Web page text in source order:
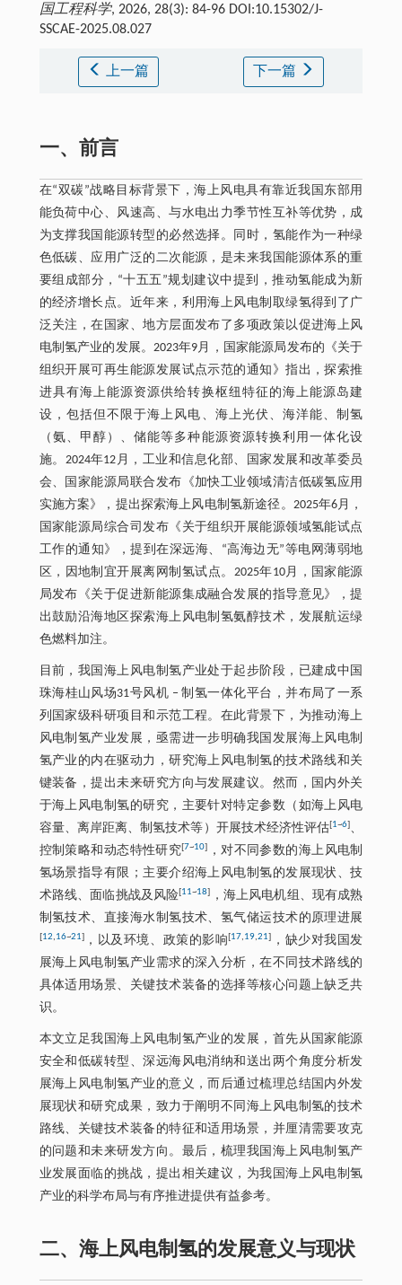
国工程科学, 2026, 28(3): 84-96 DOI:10.15302/J-
SSCAE-2025.08.027
上一篇 下一篇
一、前言
在“双碳”战略目标背景下，海上风电具有靠近我国东部用
能负荷中心、风速高、与水电出力季节性互补等优势，成
为支撑我国能源转型的必然选择。同时，氢能作为一种绿
色低碳、应用广泛的二次能源，是未来我国能源体系的重
要组成部分，“十五五”规划建议中提到，推动氢能成为新
的经济增长点。近年来，利用海上风电制取绿氢得到了广
泛关注，在国家、地方层面发布了多项政策以促进海上风
电制氢产业的发展。2023年9月，国家能源局发布的《关于
组织开展可再生能源发展试点示范的通知》指出，探索推
进具有海上能源资源供给转换枢纽特征的海上能源岛建
设，包括但不限于海上风电、海上光伏、海洋能、制氢
（氨、甲醇）、储能等多种能源资源转换利用一体化设
施。2024年12月，工业和信息化部、国家发展和改革委员
会、国家能源局联合发布《加快工业领域清洁低碳氢应用
实施方案》，提出探索海上风电制氢新途径。2025年6月，
国家能源局综合司发布《关于组织开展能源领域氢能试点
工作的通知》，提到在深远海、“高海边无”等电网薄弱地
区，因地制宜开展离网制氢试点。2025年10月，国家能源
局发布《关于促进新能源集成融合发展的指导意见》，提
出鼓励沿海地区探索海上风电制氢氨醇技术，发展航运绿
色燃料加注。
目前，我国海上风电制氢产业处于起步阶段，已建成中国
珠海桂山风场31号风机 ‒ 制氢一体化平台，并布局了一系
列国家级科研项目和示范工程。在此背景下，为推动海上
风电制氢产业发展，亟需进一步明确我国发展海上风电制
氢产业的内在驱动力，研究海上风电制氢的技术路线和关
键装备，提出未来研究方向与发展建议。然而，国内外关
于海上风电制氢的研究，主要针对特定参数（如海上风电
容量、离岸距离、制氢技术等）开展技术经济性评估[1~6]、
控制策略和动态特性研究[7~10]
，对不同参数的海上风电制
氢场景指导有限；主要介绍海上风电制氢的发展现状、技
术路线、面临挑战及风险[11~18]
，海上风电机组、现有成熟
制氢技术、直接海水制氢技术、氢气储运技术的原理进展
[12,16~21]，以及环境、政策的影响[17,19,21]
，缺少对我国发
展海上风电制氢产业需求的深入分析，在不同技术路线的
具体适用场景、关键技术装备的选择等核心问题上缺乏共
识。
本文立足我国海上风电制氢产业的发展，首先从国家能源
安全和低碳转型、深远海风电消纳和送出两个角度分析发
展海上风电制氢产业的意义，而后通过梳理总结国内外发
展现状和研究成果，致力于阐明不同海上风电制氢的技术
路线、关键技术装备的特征和适用场景，并厘清需要攻克
的问题和未来研发方向。最后，梳理我国海上风电制氢产
业发展面临的挑战，提出相关建议，为我国海上风电制氢
产业的科学布局与有序推进提供有益参考。
二、海上风电制氢的发展意义与现状